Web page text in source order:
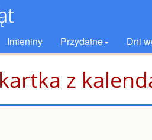
Imieniny Przydatne Dni
z